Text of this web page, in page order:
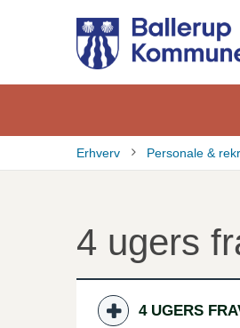
hovedindhold
Erhverv Personale &
4 ugers
4 UGERS